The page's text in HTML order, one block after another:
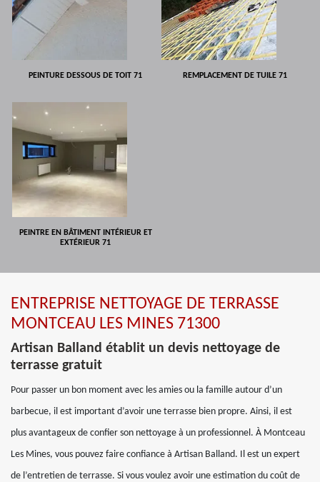
PEINTURE DESSOUS DE TOIT 71 REMPLACEMENT DE TUILE 71
PEINTRE EN BÂTIMENT INTÉRIEUR ET
EXTÉRIEUR 71
ENTREPRISE NETTOYAGE DE TERRASSE
MONTCEAU LES MINES 71300
Artisan Balland établit un devis nettoyage de
terrasse gratuit
Pour passer un bon moment avec les amies ou la famille autour d’un
barbecue, il est important d’avoir une terrasse bien propre. Ainsi, il est
plus avantageux de confier son nettoyage à un professionnel. À Montceau
Les Mines, vous pouvez faire confiance à Artisan Balland. Il est un expert
de l’entretien de terrasse. Si vous voulez avoir une estimation du coût de